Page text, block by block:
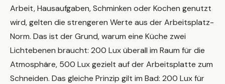
Arbeit, Hausaufgaben, Schminken oder Kochen genutzt
wird, gelten die strengeren Werte aus der Arbeitsplatz-
Norm. Das ist der Grund, warum eine Küche zwei
Lichtebenen braucht: 200 Lux überall im Raum für die
Atmosphäre, 500 Lux gezielt auf der Arbeitsplatte zum
Schneiden. Das gleiche Prinzip gilt im Bad: 200 Lux für